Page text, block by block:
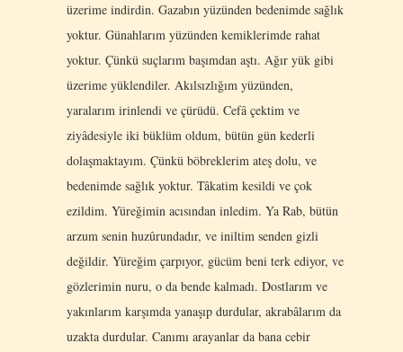
üzerime indirdin. Gazabın yüzünden bedenimde sağlık
yoktur. Günahlarım yüzünden kemiklerimde rahat
yoktur. Çünkü suçlarım başımdan aştı. Ağır yük gibi
üzerime yüklendiler. Akılsızlığım yüzünden,
yaralarım irinlendi ve çürüdü. Cefâ çektim ve
ziyâdesiyle iki büklüm oldum, bütün gün kederli
dolaşmaktayım. Çünkü böbreklerim ateş dolu, ve
bedenimde sağlık yoktur. Tâkatim kesildi ve çok
ezildim. Yüreğimin acısından inledim. Ya Rab, bütün
arzum senin huzûrundadır, ve iniltim senden gizli
değildir. Yüreğim çarpıyor, gücüm beni terk ediyor, ve
gözlerimin nuru, o da bende kalmadı. Dostlarım ve
yakınlarım karşımda yanaşıp durdular, akrabâlarım da
uzakta durdular. Canımı arayanlar da bana cebir